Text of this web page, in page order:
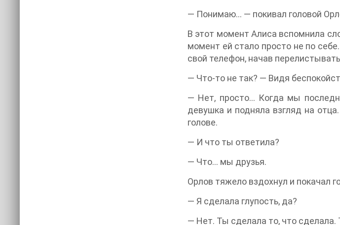
— Понимаю… — покивал головой
В этот момент Алиса вспомнила
момент ей стало просто не по
свой телефон, начав
— Что-то не так? — Видя
— Нет, просто… Когда мы
девушка и подняла взгляд на
голове.
— И что ты ответила?
— Что… мы друзья.
Орлов тяжело вздохнул и покачал
— Я сделала глупость, да?
— Нет. Ты сделала то, что сделала.